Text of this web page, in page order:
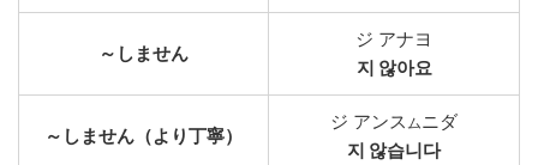
～しません
ジ アナヨ
지 않아요
～しません（より丁寧）
ジ アンスムニダ
지 않습니다